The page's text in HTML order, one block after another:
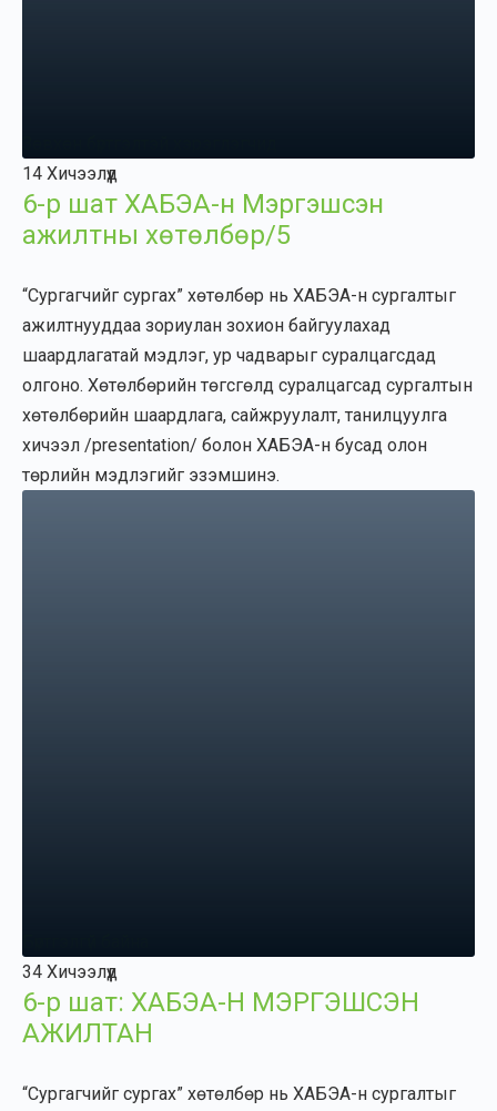
14 Хичээлүүд
6-р шат ХАБЭА-н Мэргэшсэн
ажилтны хөтөлбөр/5
“Сургагчийг сургах” хөтөлбөр нь ХАБЭА-н сургалтыг
ажилтнууддаа зориулан зохион байгуулахад
шаардлагатай мэдлэг, ур чадварыг суралцагсдад
олгоно. Хөтөлбөрийн төгсгөлд суралцагсад сургалтын
хөтөлбөрийн шаардлага, сайжруулалт, танилцуулга
хичээл /presentation/ болон ХАБЭА-н бусад олон
төрлийн мэдлэгийг эзэмшинэ.
34 Хичээлүүд
6-р шат: ХАБЭА-Н МЭРГЭШСЭН
АЖИЛТАН
“Сургагчийг сургах” хөтөлбөр нь ХАБЭА-н сургалтыг